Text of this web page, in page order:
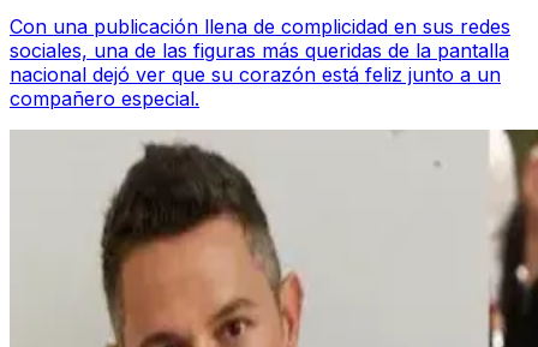
Con una publicación llena de complicidad en sus redes
sociales, una de las figuras más queridas de la pantalla
nacional dejó ver que su corazón está feliz junto a un
compañero especial.